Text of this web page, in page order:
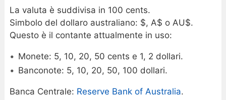
La valuta è suddivisa in 100 cents.
Simbolo del dollaro australiano: $, A$ o AU$.
Questo è il contante attualmente in uso:
Monete: 5, 10, 20, 50 cents e 1, 2 dollari.
Banconote: 5, 10, 20, 50, 100 dollari.
Banca Centrale: Reserve Bank of Australia.